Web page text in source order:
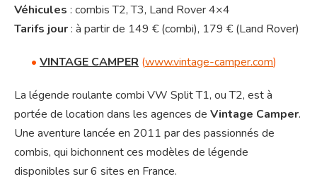
Véhicules : combis T2, T3, Land Rover 4×4
Tarifs jour: à partir de 149 € (combi), 179 € (Land Rover)
• VINTAGE CAMPER (www.vintage-camper.com)
La légende roulante combi VW Split T1, ou T2, est à
portée de location dans les agences de Vintage Camper.
Une aventure lancée en 2011 par des passionnés de
combis, qui bichonnent ces modèles de légende
disponibles sur 6 sites en France.